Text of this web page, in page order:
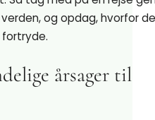
og opdag, hvorfor
fortryde.
årsager til